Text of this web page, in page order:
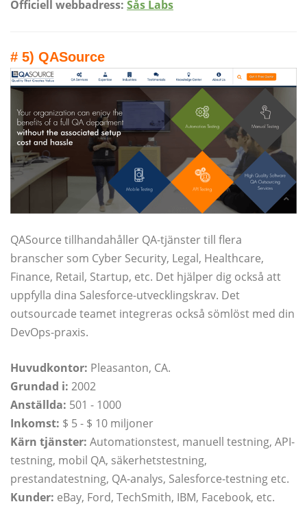
Officiell webbadress: Sås Labs
# 5) QASource
QASource tillhandahåller QA-tjänster till flera
branscher som Cyber ​​Security, Legal, Healthcare,
Finance, Retail, Startup, etc. Det hjälper dig också att
uppfylla dina Salesforce-utvecklingskrav. Det
outsourcade teamet integreras också sömlöst med din
DevOps-praxis.
Huvudkontor: Pleasanton, CA.
Grundad i: 2002
Anställda: 501 - 1000
Inkomst: $ 5 - $ 10 miljoner
Kärn tjänster: Automationstest, manuell testning, API-
testning, mobil QA, säkerhetstestning,
prestandatestning, QA-analys, Salesforce-testning etc.
Kunder: eBay, Ford, TechSmith, IBM, Facebook, etc.